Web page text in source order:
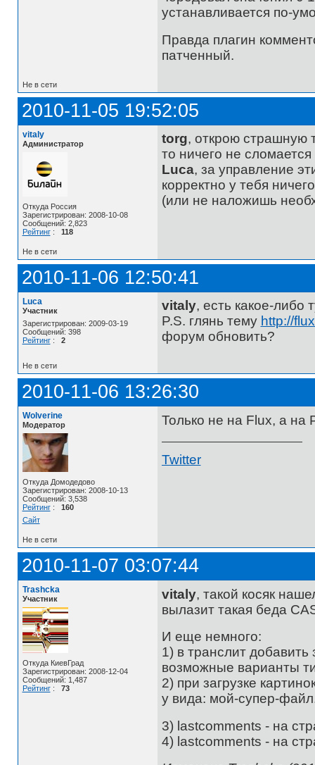
устанавливается по-
Правда плагин
патченный.
Не в сети
2010-11-05 19:52:05
vitaly
Администратор
Откуда Россия
Зарегистрирован: 2008-10-08
Сообщений: 2,823
Рейтинг: 118
torg, открою страшную
то ничего не сломается
Luca, за управление
корректно у тебя
(или не наложишь
Не в сети
2010-11-06 12:50:41
Luca
Участник
Зарегистрирован: 2009-03-19
Сообщений: 398
Рейтинг: 2
vitaly, есть какое-либо
P.S. глянь тему http://
форум обновить?
Не в сети
2010-11-06 13:26:30
Wolverine
Модератор
Откуда Домодедово
Зарегистрирован: 2008-10-13
Сообщений: 3,538
Рейтинг: 160
Сайт
Только не на Flux, а на
Twitter
Не в сети
2010-11-07 03:07:44
Trashcka
Участник
Откуда КиевГрад
Зарегистрирован: 2008-12-04
Сообщений: 1,487
Рейтинг: 73
vitaly, такой косяк
вылазит такая беда
И еще немного:
1) в транслит
возможные варианты
2) при загрузке
у вида: мой-супер-
3) lastcomments - на
4) lastcomments - на